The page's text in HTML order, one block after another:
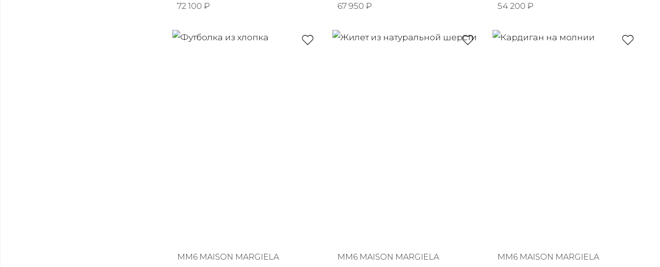
72 100 ₽ 67 950 ₽ 54 200 ₽
MM6 MAISON MARGIELA MM6 MAISON MARGIELA MM6 MAISON MARGIELA